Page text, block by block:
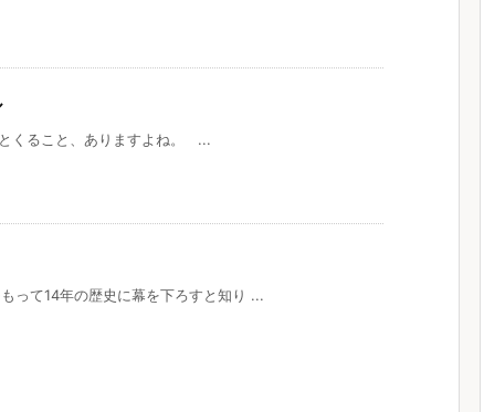
くること、ありますよね。 ...
って14年の歴史に幕を下ろすと知り ...